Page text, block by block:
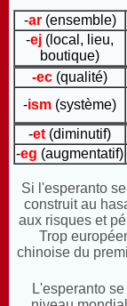
-ar(ensemble)
-ej (local, lieu,
boutique)
-ec (qualité)
-ism (système)
-et (diminutif)
-eg (augmentatif)
Si l'esperanto
construit au
aux risques et
Trop
chinoise du
L'esperanto